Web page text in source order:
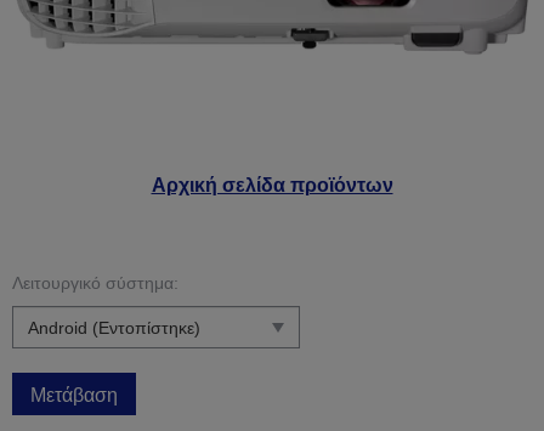
Αρχική σελίδα προϊόντων
Λειτουργικό σύστημα:
Μετάβαση